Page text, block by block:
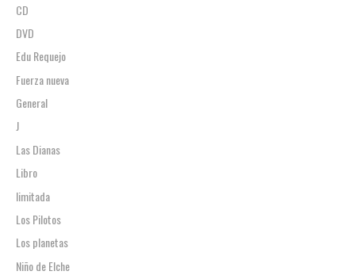
CD
DVD
Edu Requejo
Fuerza nueva
General
J
Las Dianas
Libro
limitada
Los Pilotos
Los planetas
Niño de Elche